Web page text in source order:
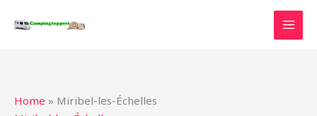
naar
Home » Miribel-les-Échelles